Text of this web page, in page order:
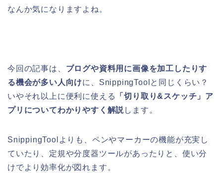
なんか気になりますよね。
今回の記事は、 ブログや資料用に画像を加工したりす
る機会が多い人向けに、SnippingToolと同じくらい？
いやそれ以上に便利に使える
「切り取り&スケッチ」ア
プリについてわかりやすく解説します。
SnippingToolよりも、ペンやマーカーの機能が充実し
ていたり、定規や分度器ツールがあったりと、使い分
けでより効率化が図れます。